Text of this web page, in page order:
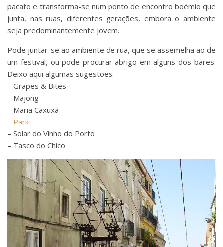
pacato e transforma-se num ponto de encontro boémio que
junta, nas ruas, diferentes gerações, embora o ambiente
seja predominantemente jovem.
Pode juntar-se ao ambiente de rua, que se assemelha ao de
um festival, ou pode procurar abrigo em alguns dos bares.
Deixo aqui algumas sugestões:
– Grapes & Bites
– Majong
– Maria Caxuxa
– Park
– Solar do Vinho do Porto
– Tasco do Chico